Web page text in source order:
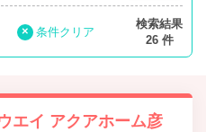
× 条件クリア
検索結果
26 件
エイ アクアホーム彦